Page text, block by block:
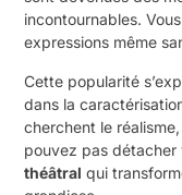
incontournables.
expressions même
Cette popularité
dans la
cherchent le
pouvez pas
théâtral qui